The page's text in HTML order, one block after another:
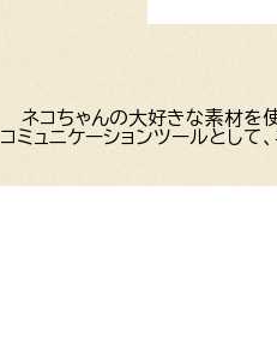
ネコちゃんの大好きな素材を
コミュニケーションツールとして